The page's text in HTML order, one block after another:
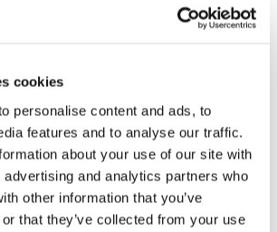
cookies
personalise content and ads, to
features and to analyse our traffic.
about your use of our site with
and analytics partners who
other information that you’ve
that they’ve collected from your use